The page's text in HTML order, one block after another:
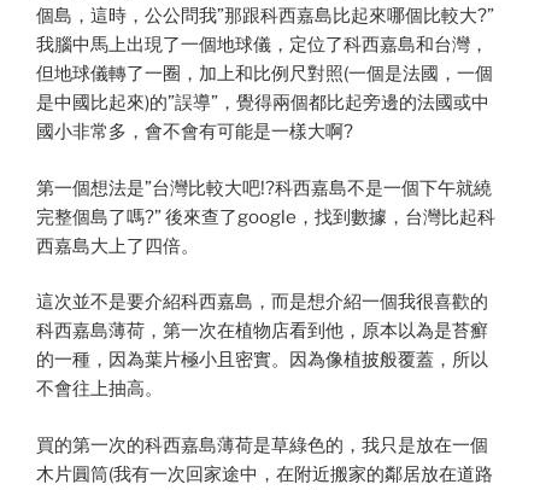
個島，這時，公公問我”那跟科西嘉島比起來哪個比較大?”
我腦中馬上出現了一個地球儀，定位了科西嘉島和台灣，
但地球儀轉了一圈，加上和比例尺對照(一個是法國，一個
是中國比起來)的”誤導”，覺得兩個都比起旁邊的法國或中
國小非常多，會不會有可能是一樣大啊?
第一個想法是”台灣比較大吧!?科西嘉島不是一個下午就繞
完整個島了嗎?” 後來查了google，找到數據，台灣比起科
西嘉島大上了四倍。
這次並不是要介紹科西嘉島，而是想介紹一個我很喜歡的
科西嘉島薄荷，第一次在植物店看到他，原本以為是苔癬
的一種，因為葉片極小且密實。因為像植披般覆蓋，所以
不會往上抽高。
買的第一次的科西嘉島薄荷是草綠色的，我只是放在一個
木片圓筒(我有一次回家途中，在附近搬家的鄰居放在道路